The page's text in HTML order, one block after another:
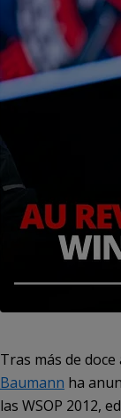
Tras más de
Baumann ha
las WSOP 2012,